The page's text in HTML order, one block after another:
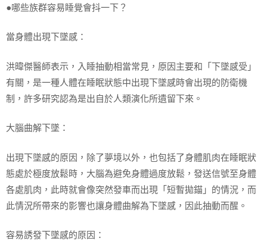
●哪些族群容易睡覺會抖一下？
當身體出現下墜感：
洪暐傑醫師表示，入睡抽動相當常見，原因主要和「下墜感受」
有關，是一種人體在睡眠狀態中出現下墜感時會出現的防衛機
制，許多研究認為是出自於人類演化所遺留下來。
大腦曲解下墜：
出現下墜感的原因，除了夢境以外，也包括了身體肌肉在睡眠狀
態處於極度放鬆時，大腦為避免身體過度放鬆，發送信號至身體
各處肌肉，此時就會像突然發車而出現「短暫拋錨」的情況，而
此情況所帶來的影響也讓身體曲解為下墜感，因此抽動而醒。
容易誘發下墜感的原因：